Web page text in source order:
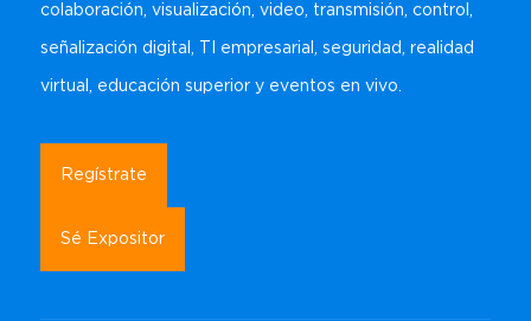
colaboración, visualización, video, transmisión, control,
señalización digital, TI empresarial, seguridad, realidad
virtual, educación superior y eventos en vivo.
Regístrate
Sé Expositor